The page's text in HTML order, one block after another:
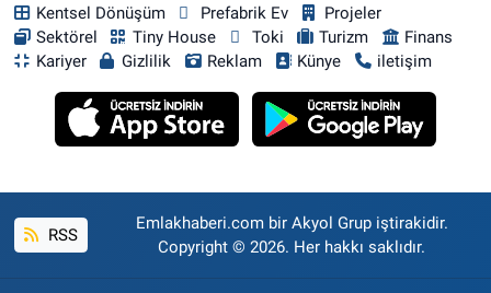
Kentsel Dönüşüm
Prefabrik Ev
Projeler
Sektörel
Tiny House Toki Turizm
Finans
Kariyer
Gizlilik Reklam Künye iletişim
RSS
Emlakhaberi.com bir Akyol Grup iştirakidir.
Copyright © 2026. Her hakkı saklıdır.